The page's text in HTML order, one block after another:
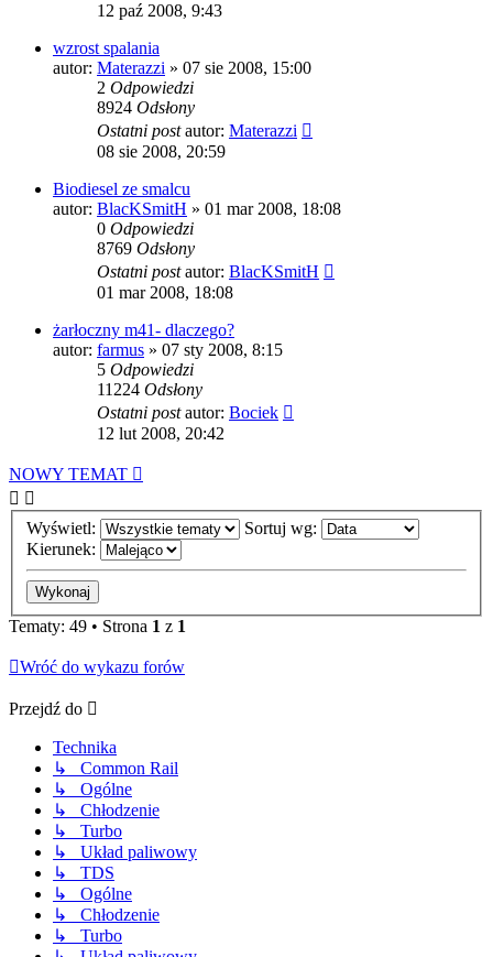
12 paź 2008, 9:43
wzrost spalania
autor: Materazzi » 07 sie 2008, 15:00
2 Odpowiedzi
8924 Odsłony
Ostatni postautor: Materazzi
08 sie 2008, 20:59
Biodiesel ze smalcu
autor: BlacKSmitH » 01 mar 2008, 18:08
0 Odpowiedzi
8769 Odsłony
Ostatni postautor: BlacKSmitH
01 mar 2008, 18:08
żarłoczny m41- dlaczego?
autor: farmus » 07 sty 2008, 8:15
5 Odpowiedzi
11224 Odsłony
Ostatni postautor: Bociek
12 lut 2008, 20:42
NOWY TEMAT
Wyświetl:
Sortuj wg:
Kierunek:
Tematy: 49 • Strona 1 z 1
Wróć do wykazu forów
Przejdź do
Technika
↳ Common Rail
↳ Ogólne
↳ Chłodzenie
↳ Turbo
↳ Układ paliwowy
↳ TDS
↳ Ogólne
↳ Chłodzenie
↳ Turbo